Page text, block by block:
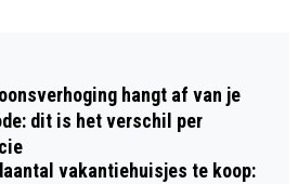
hangt af van je
dit is het verschil per
vakantiehuisjes te koop: